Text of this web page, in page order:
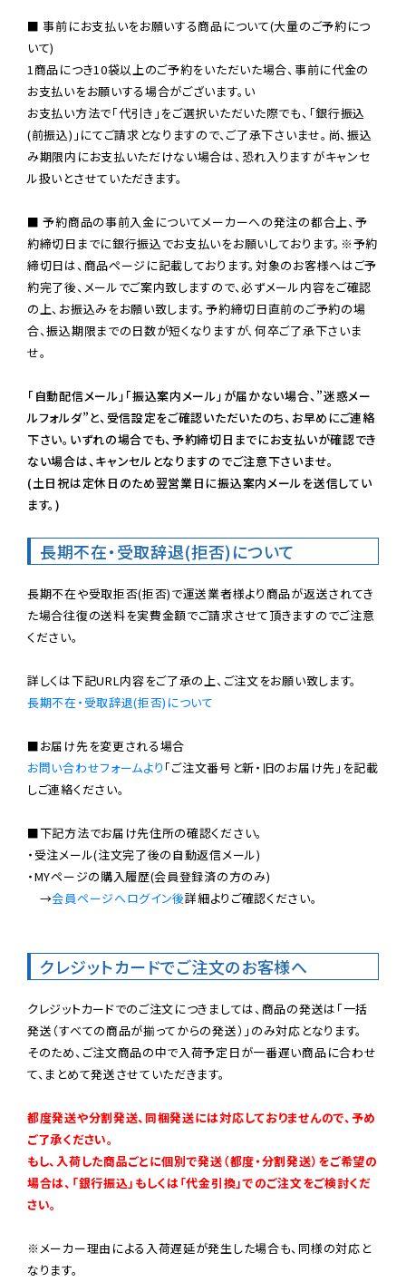
■ 事前にお支払いをお願いする商品について(大量のご予約につ
いて)
1商品につき10袋以上のご予約をいただいた場合、事前に代金の
お支払いをお願いする場合がございます。い
お支払い方法で「代引き」をご選択いただいた際でも、「銀行振込
(前振込)」にてご請求となりますので、ご了承下さいませ。尚、振込
み期限内にお支払いただけない場合は、恐れ入りますがキャンセ
ル扱いとさせていただきます。
■ 予約商品の事前入金についてメーカーへの発注の都合上、予
約締切日までに銀行振込でお支払いをお願いしております。※予約
締切日は、商品ページに記載しております。対象のお客様へはご予
約完了後、メールでご案内致しますので、必ずメール内容をご確認
の上、お振込みをお願い致します。予約締切日直前のご予約の場
合、振込期限までの日数が短くなりますが、何卒ご了承下さいま
せ。
「自動配信メール」「振込案内メール」が届かない場合、”迷惑メー
ルフォルダ”と、受信設定をご確認いただいたのち、お早めにご連絡
下さい。いずれの場合でも、予約締切日までにお支払いが確認でき
ない場合は、キャンセルとなりますのでご注意下さいませ。
(土日祝は定休日のため翌営業日に振込案内メールを送信してい
ます。)
長期不在・受取辞退(拒否)について
長期不在や受取拒否(拒否)で運送業者様より商品が返送されてき
た場合往復の送料を実費金額でご請求させて頂きますのでご注意
ください。
長期不在・受取辞退(拒否)について
お問い合わせフォームより 「ご注文番号と新・旧のお届け先」を記載
しご連絡ください。
■下記方法でお届け先住所の確認ください。
・受注メール(注文完了後の自動返信メール)
・MYページの購入履歴(会員登録済の方のみ)
→会員ページへログイン後詳細よりご確認ください。
クレジットカードでご注文のお客様へ
クレジットカードでのご注文につきましては、商品の発送は「一括
発送（すべての商品が揃ってからの発送）」のみ対応となります。
そのため、ご注文商品の中で入荷予定日が一番遅い商品に合わせ
て、まとめて発送させていただきます。
都度発送や分割発送、同梱発送には対応しておりませんので、予め
ご了承ください。
もし、入荷した商品ごとに個別で発送（都度・分割発送）をご希望の
場合は、「銀行振込」もしくは「代金引換」でのご注文をご検討くだ
さい。
※メーカー理由による入荷遅延が発生した場合も、同様の対応と
なります。